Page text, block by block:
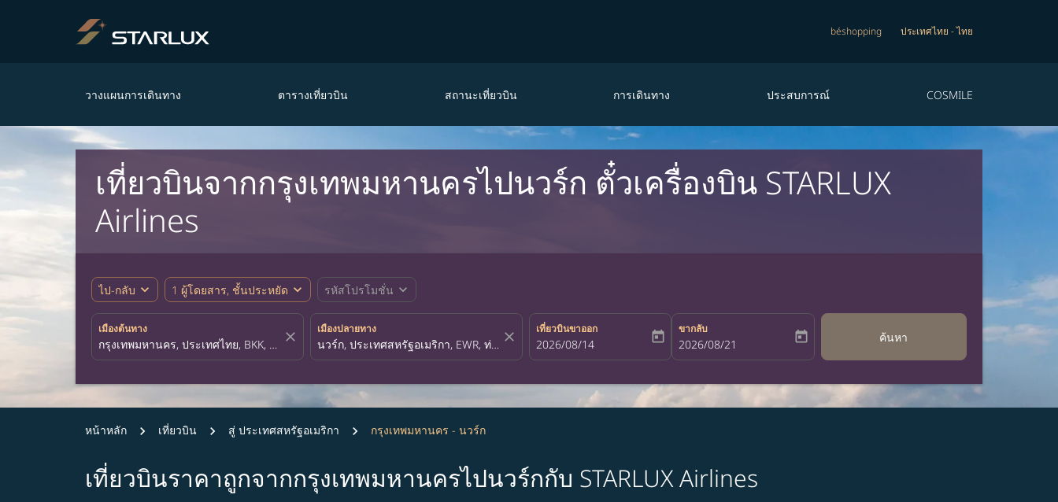
béshopping ประเทศไทย -ไทย
วางแผนการเดินทาง ตารางเที่ยวบิน สถานะเที่ยวบิน การเดินทาง ประสบการณ์ COSMILE
เที่ยวบินจากกรุงเทพมหานครไปนวร์ก ตั๋วเครื่องบิน STARLUX
Airlines
ไป-กลับ expand_more 1 ผู้โดยสาร, ชั้นประหยัด expand_more รหัสโปรโมชั่น expand_more
เมืองต้นทาง
close
เมืองปลายทาง
close
เที่ยวบินขาออก
fc-booking-departure-date-aria-label
2026/08/14 today
ขากลับ
fc-booking-return-date-aria-label
2026/08/21 today ค้นหา
หน้าหลัก เที่ยวบิน สู่ ประเทศสหรัฐอเมริกา กรุงเทพมหานคร - นวร์ก
เที่ยวบินราคาถูกจากกรุงเทพมหานครไปนวร์กกับ STARLUX Airlines
ลองอัปเดตเส้นทางของคุณ (ต้นทางและ/หรือปลายทาง) หรือเลือกวันที่ด้านล่างเพื่อค้นหาข้อเสนอ